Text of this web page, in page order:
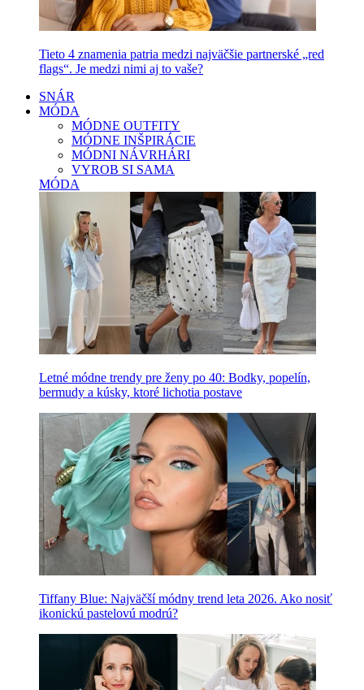
Tieto 4 znamenia patria medzi najväčšie partnerské „red
flags“. Je medzi nimi aj to vaše?
SNÁR
MÓDA
MÓDNE OUTFITY
MÓDNE INŠPIRÁCIE
MÓDNI NÁVRHÁRI
VYROB SI SAMA
MÓDA
Letné módne trendy pre ženy po 40: Bodky, popelín,
bermudy a kúsky, ktoré lichotia postave
Tiffany Blue: Najväčší módny trend leta 2026. Ako nosiť
ikonickú pastelovú modrú?